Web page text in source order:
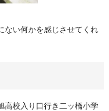
ない何かを感じさせてくれ
高校入り口行き二ッ橋小学